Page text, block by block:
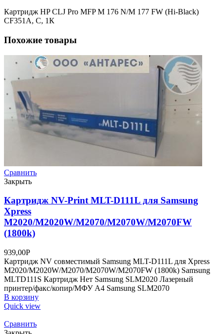
176
N/M
FW
Картридж HP CLJ Pro MFP M 176 N/M 177 FW (Hi-Black)
CF351A, C, 1К
Похожие товары
Сравнить
Закрыть
Картридж NV-Print MLT-D111L для Samsung
Xpress
M2020/M2020W/M2070/M2070W/M2070FW
(1800k)
939,00Р
Картридж NV совместимый Samsung MLT-D111L для Xpress
M2020/M2020W/M2070/M2070W/M2070FW (1800k) Samsung
MLTD111S Картридж Нет Samsung SLM2020 Лазерный
принтер/факс/копир/МФУ A4 Samsung SLM2070
В корзину
Quick view
Сравнить